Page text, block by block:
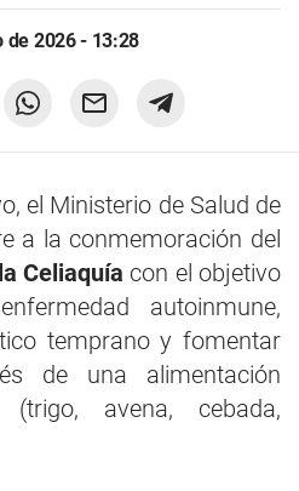
de 2026 - 13:28
el Ministerio de Salud de
a la conmemoración del
Celiaquía con el objetivo
autoinmune,
temprano y fomentar
de una alimentación
avena, cebada,